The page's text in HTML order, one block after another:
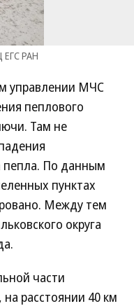
РАН
управлении МЧС
пеплового
Там не
пепла. По данным
пунктах
Между тем
округа
части
расстоянии 40 км